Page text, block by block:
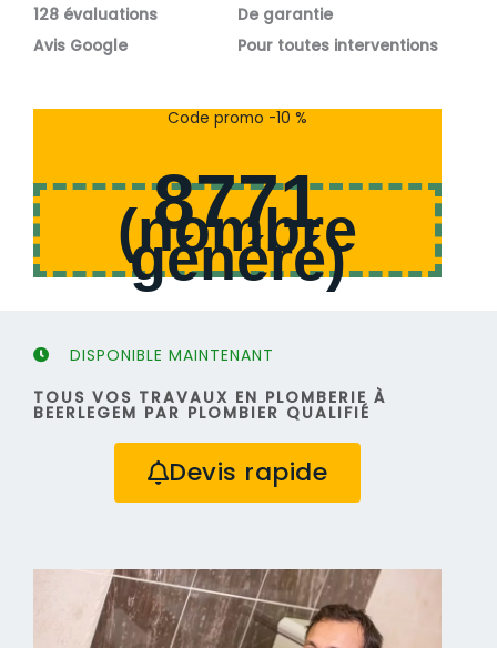
o
s
128 évaluations
Avis Google
o
s
De garantie
Pour toutes interventions
Code promo -10 %
8771
(nombre
généré)
DISPONIBLE MAINTENANT
TOUS VOS TRAVAUX EN PLOMBERIE À
BEERLEGEM PAR PLOMBIER QUALIFIÉ
Devis rapide